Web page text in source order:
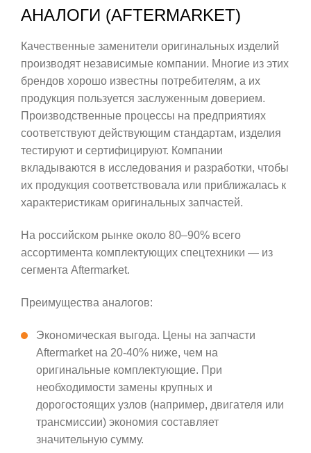
АНАЛОГИ (AFTERMARKET)
Качественные заменители оригинальных изделий
производят независимые компании. Многие из этих
брендов хорошо известны потребителям, а их
продукция пользуется заслуженным доверием.
Производственные процессы на предприятиях
соответствуют действующим стандартам, изделия
тестируют и сертифицируют. Компании
вкладываются в исследования и разработки, чтобы
их продукция соответствовала или приближалась к
характеристикам оригинальных запчастей.
На российском рынке около 80–90% всего
ассортимента комплектующих спецтехники — из
сегмента Aftermarket.
Преимущества аналогов:
Экономическая выгода. Цены на запчасти
Aftermarket на 20-40% ниже, чем на
оригинальные комплектующие. При
необходимости замены крупных и
дорогостоящих узлов (например, двигателя или
трансмиссии) экономия составляет
значительную сумму.